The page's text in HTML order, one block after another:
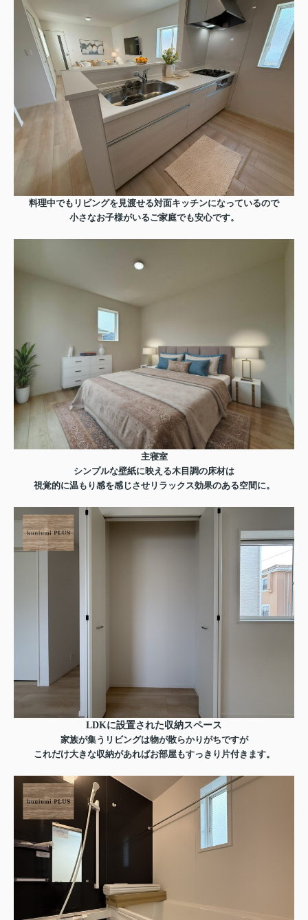
料理中でもリビングを見渡せる対面キッチンになっているので
小さなお子様がいるご家庭でも安心です。
主寝室
シンプルな壁紙に映える木目調の床材は
視覚的に温もり感を感じさせリラックス効果のある空間に。
LDKに設置された収納スペース
家族が集うリビングは物が散らかりがちですが
これだけ大きな収納があればお部屋もすっきり片付きます。